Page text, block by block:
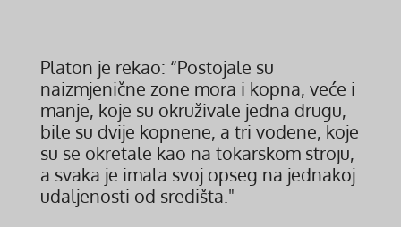
Platon je rekao: “Postojale su
naizmjenične zone mora i kopna, veće i
manje, koje su okruživale jedna drugu,
bile su dvije kopnene, a tri vodene, koje
su se okretale kao na tokarskom stroju,
a svaka je imala svoj opseg na jednakoj
udaljenosti od središta."